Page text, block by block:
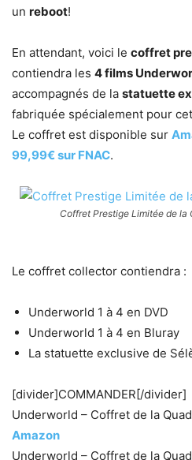
un reboot!
En attendant, voici le coffret
contiendra les 4 films
accompagnés de la statuette
fabriquée spécialement pour
Le coffret est disponible sur
99,99€ sur FNAC.
Coffret Prestige Limitée de la
Le coffret collector contiendra :
Underworld 1 à 4 en DVD
Underworld 1 à 4 en Bluray
La statuette exclusive de
[divider]COMMANDER[/divider]
Underworld – Coffret de la
Amazon
Underworld – Coffret de la